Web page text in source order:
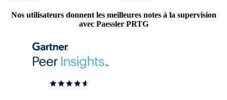
Nos utilisateurs donnent les meilleures notes à la supervision
avec Paessler PRTG